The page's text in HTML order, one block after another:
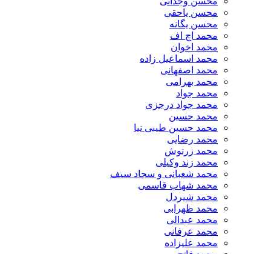
محسن یاحقی
محسن یگانه
محمد اچ اف
محمد اخوان
محمد اسماعیل زاده
محمد اصفهانی
محمد بهرامی
محمد جواد
محمد جواد درجزی
محمد حسین
محمد حسین طیبی نیا
محمد رضایی
محمد زرنوش
محمد زند وکیلی
محمد شعبانی و سجاد سیف
محمد شهاب قاسمی
​محمد شیردل
محمد ظهرابی
محمد عبدالی
محمد عرفانی
محمد علیزاده